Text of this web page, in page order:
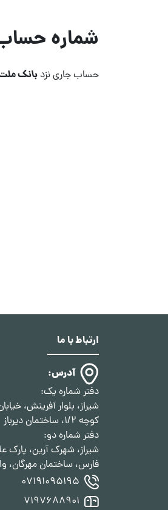
شماره
حساب جاری نزد بانک
ارتباط با ما
آدرس:
دفتر شماره یک:
شیراز، بلوار آفرینش،
کوچه 1/2، ساختمان دیرباز
دفتر شماره دو:
شیراز، شهرک آرین، پارک
فارس، ساختمان مهرگان، واحد
07191095195
7197688901